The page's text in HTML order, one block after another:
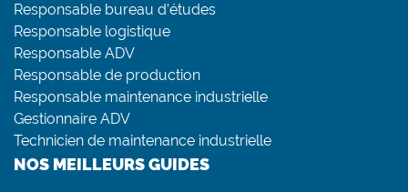
Responsable bureau d’études
Responsable logistique
Responsable ADV
Responsable de production
Responsable maintenance industrielle
Gestionnaire ADV
Technicien de maintenance industrielle
NOS MEILLEURS GUIDES